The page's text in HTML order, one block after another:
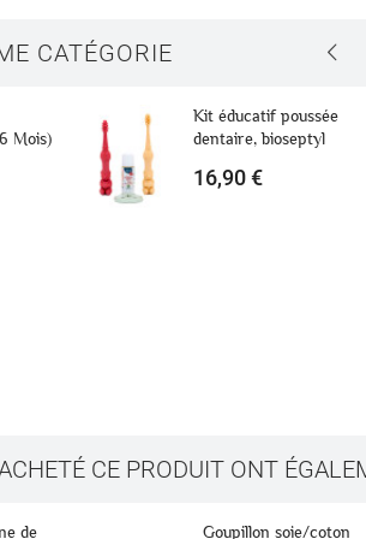
CATÉGORIE
Mois)
Kit éducatif poussée
dentaire, bioseptyl
16,90 €
CE PRODUIT ONT
Savon doux bio surgras
Connexion